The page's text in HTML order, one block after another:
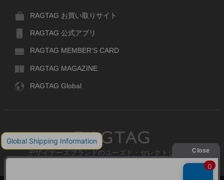
RAGTAG お買い取りサイト
RAGTAG 公式アプリ
RAGTAG MEMBER'S CARD
RAGTAG MAGAZINE
RAGTAG Global
RAGTAG
デザイナーズブランドのユーズド・セレクトショップ